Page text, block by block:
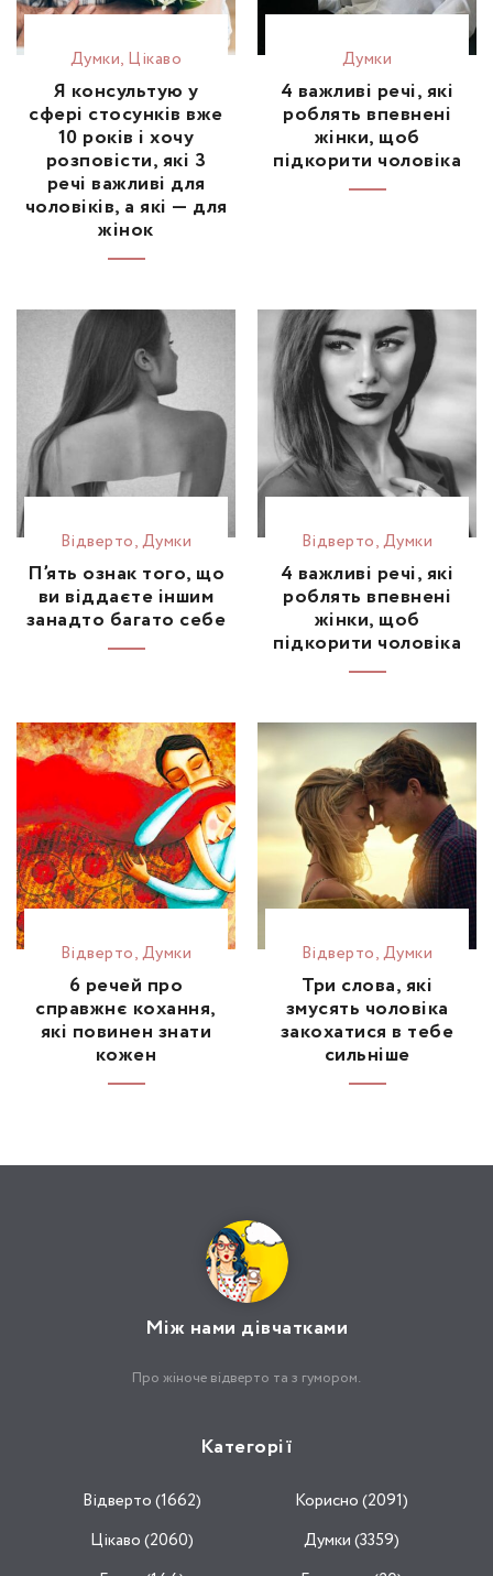
Думки, Цікаво
Я консультую у
сфері стосунків вже
10 років і хочу
розповісти, які 3
речі важливі для
чоловіків, а які — для
жінок
Думки
4 важливі речі, які
роблять впевнені
жінки, щоб
підкорити чоловіка
Відвертo,Думки
П’ять ознак того, що
ви віддаєте іншим
занадто багато себе
Відвертo,Думки
4 важливі речі, які
роблять впевнені
жінки, щоб
підкорити чоловіка
Відвертo,Думки
6 речей про
справжнє кохання,
які повинен знати
кожен
Відвертo,Думки
Три слова, які
змусять чоловіка
закохатися в тебе
сильніше
Між нами дівчатками
Про жіноче відверто та з гумором.
Категорії
Відвертo (1662)
Корисно (2091)
Цікаво (2060)
Думки (3359)